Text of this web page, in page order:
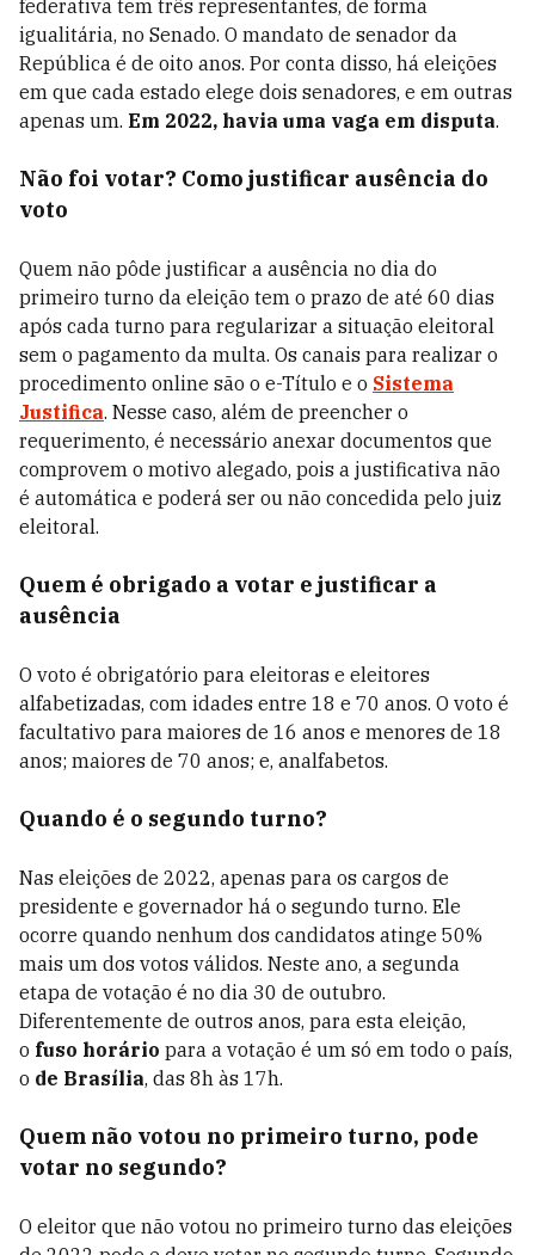
federativa tem três representantes, de forma
igualitária, no Senado. O mandato de senador da
República é de oito anos. Por conta disso, há eleições
em que cada estado elege dois senadores, e em outras
apenas um. Em 2022, havia uma vaga em disputa.
Não foi votar? Como justificar ausência do
voto
Quem não pôde justificar a ausência no dia do
primeiro turno da eleição tem o prazo de até 60 dias
após cada turno para regularizar a situação eleitoral
sem o pagamento da multa. Os canais para realizar o
procedimento online são o e-Título e o Sistema
Justifica. Nesse caso, além de preencher o
requerimento, é necessário anexar documentos que
comprovem o motivo alegado, pois a justificativa não
é automática e poderá ser ou não concedida pelo juiz
eleitoral.
Quem é obrigado a votar e justificar a
ausência
O voto é obrigatório para eleitoras e eleitores
alfabetizadas, com idades entre 18 e 70 anos. O voto é
facultativo para maiores de 16 anos e menores de 18
anos; maiores de 70 anos; e, analfabetos.
Quando é o segundo turno?
Nas eleições de 2022, apenas para os cargos de
presidente e governador há o segundo turno. Ele
ocorre quando nenhum dos candidatos atinge 50%
mais um dos votos válidos. Neste ano, a segunda
etapa de votação é no dia 30 de outubro.
Diferentemente de outros anos, para esta eleição,
o fuso horário para a votação é um só em todo o país,
o de Brasília, das 8h às 17h.
Quem não votou no primeiro turno, pode
votar no segundo?
O eleitor que não votou no primeiro turno das eleições